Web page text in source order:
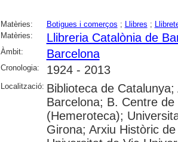
Matèries: Botigues i comerços ; Llibres ;
Matèries:
Llibreria Catalònia de
Àmbit: Barcelona
Cronologia: 1924 - 2013
Localització: Biblioteca de
Barcelona; B. Centre
(Hemeroteca);
Girona; Arxiu Històric